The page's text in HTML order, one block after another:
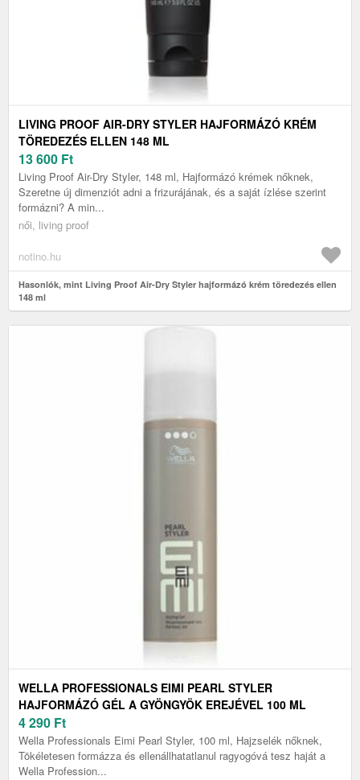
LIVING PROOF AIR-DRY STYLER HAJFORMÁZÓ KRÉM
TÖREDEZÉS ELLEN 148 ML
13 600 Ft
Living Proof Air-Dry Styler, 148 ml, Hajformázó krémek nőknek,
Szeretne új dimenziót adni a frizurájának, és a saját ízlése szerint
formázni? A min...
női, living proof
notino.hu
Hasonlók, mint Living Proof Air-Dry Styler hajformázó krém töredezés ellen
148 ml
WELLA PROFESSIONALS EIMI PEARL STYLER
HAJFORMÁZÓ GÉL A GYÖNGYÖK EREJÉVEL 100 ML
4 290 Ft
Wella Professionals Eimi Pearl Styler, 100 ml, Hajzselék nőknek,
Tökéletesen formázza és ellenállhatatlanul ragyogóvá tesz haját a
Wella Profession...